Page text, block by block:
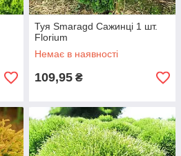
Туя Smaragd Сажинці 1 шт.
Florium
Немає в наявності
109,95 ₴